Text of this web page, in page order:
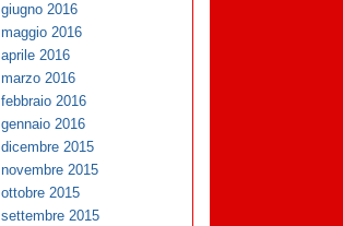
giugno 2016
maggio 2016
aprile 2016
marzo 2016
febbraio 2016
gennaio 2016
dicembre 2015
novembre 2015
ottobre 2015
settembre 2015